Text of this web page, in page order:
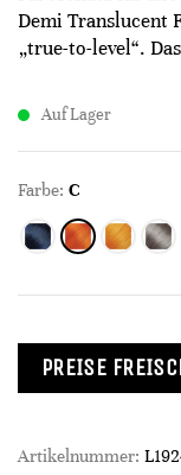
Demi Translucent
„true-to-level“.
Auf Lager
Farbe: C
PREISE
Artikelnummer: